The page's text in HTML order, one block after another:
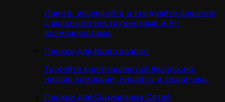
Ищите, исследуйте и внедряйте решения
с мощными инструментами и AI-
возможностями.
Прокси для Криптовалют
Торгуйте криптовалютой безопасно:
низкие комиссии, инсайты и аналитика.
Прокси для Социальных Сетей